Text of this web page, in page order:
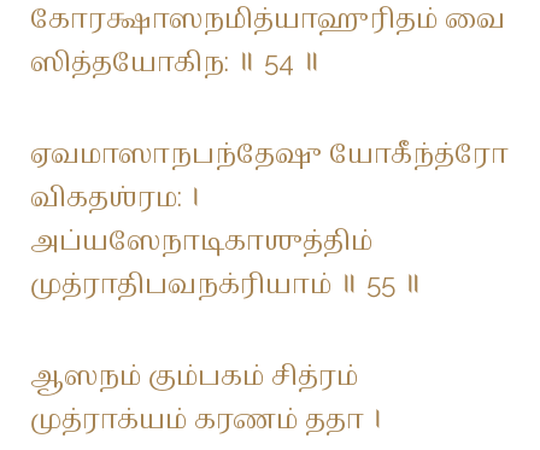
கோரக்ஷாஸநமித்யாஹுரிதம் வை
ஸித்தயோகிந: ॥ 54 ॥
ஏவமாஸாநபந்தேஷு யோகீந்த்ரோ
விகதஶ்ரம: ।
அப்யஸேநாடிகாஶுத்திம்
முத்ராதிபவநக்ரியாம் ॥ 55 ॥
ஆஸநம் கும்பகம் சித்ரம்
முத்ராக்யம் கரணம் ததா ।